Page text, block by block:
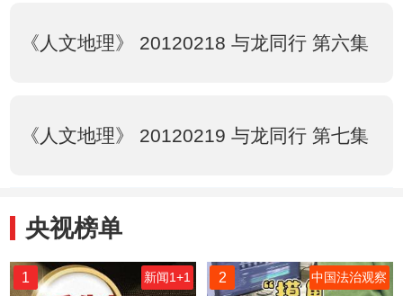
《人文地理》 20120218 与龙同行 第六集
《人文地理》 20120219 与龙同行 第七集
央视榜单
1 新闻1+1 2 中国法治观察